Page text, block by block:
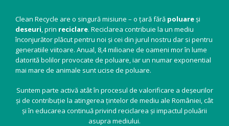
Clean Recycle are o singură misiune – o țară fără poluareși
deseuri, prin reciclare. Reciclarea contribuie la un mediu
înconjurător plăcut pentru noi și cei din jurul nostru dar si pentru
generatiile viitoare. Anual, 8,4 milioane de oameni mor în lume
datorită bolilor provocate de poluare, iar un numar exponential
mai mare de animale sunt ucise de poluare.
Suntem parte activă atât în procesul de valorificare a deșeurilor
și de contribuție la atingerea țintelor de mediu ale României, cât
și în educarea continuă privind reciclarea și impactul poluării
asupra mediului.